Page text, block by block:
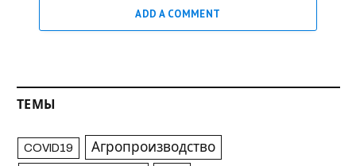
ADD A COMMENT
ТЕМЫ
COVID19 Агропроизводство